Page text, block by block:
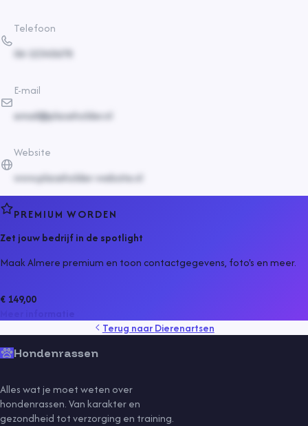
Telefoon
06-12345678
E-mail
email@placeholder.nl
Website
www.placeholder-website.nl
PREMIUM WORDEN
Zet jouw bedrijf in de spotlight
Maak Almere premium en toon contactgegevens, foto's en meer.
€ 149,00
Terug naarDierenartsen
Hondenrassen
Alles wat je moet weten over
hondenrassen. Van karakter en
gezondheid tot verzorging en training.